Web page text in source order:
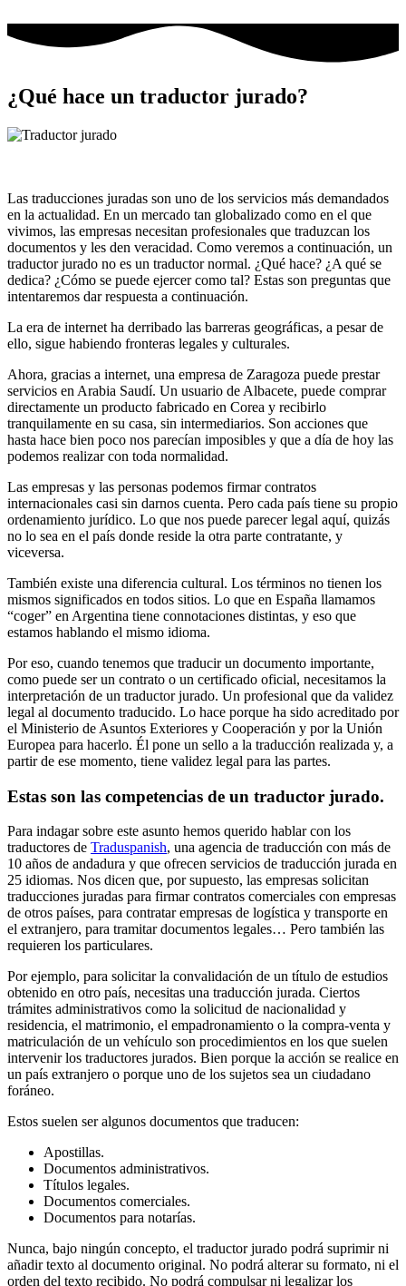
contenido
¿Qué hace un traductor jurado?
Las traducciones juradas son uno de los servicios más demandados
en la actualidad. En un mercado tan globalizado como en el que
vivimos, las empresas necesitan profesionales que traduzcan los
documentos y les den veracidad. Como veremos a continuación, un
traductor jurado no es un traductor normal. ¿Qué hace? ¿A qué se
dedica? ¿Cómo se puede ejercer como tal? Estas son preguntas que
intentaremos dar respuesta a continuación.
La era de internet ha derribado las barreras geográficas, a pesar de
ello, sigue habiendo fronteras legales y culturales.
Ahora, gracias a internet, una empresa de Zaragoza puede prestar
servicios en Arabia Saudí. Un usuario de Albacete, puede comprar
directamente un producto fabricado en Corea y recibirlo
tranquilamente en su casa, sin intermediarios. Son acciones que
hasta hace bien poco nos parecían imposibles y que a día de hoy las
podemos realizar con toda normalidad.
Las empresas y las personas podemos firmar contratos
internacionales casi sin darnos cuenta. Pero cada país tiene su propio
ordenamiento jurídico. Lo que nos puede parecer legal aquí, quizás
no lo sea en el país donde reside la otra parte contratante, y
viceversa.
También existe una diferencia cultural. Los términos no tienen los
mismos significados en todos sitios. Lo que en España llamamos
“coger” en Argentina tiene connotaciones distintas, y eso que
estamos hablando el mismo idioma.
Por eso, cuando tenemos que traducir un documento importante,
como puede ser un contrato o un certificado oficial, necesitamos la
interpretación de un traductor jurado. Un profesional que da validez
legal al documento traducido. Lo hace porque ha sido acreditado por
el Ministerio de Asuntos Exteriores y Cooperación y por la Unión
Europea para hacerlo. Él pone un sello a la traducción realizada y, a
partir de ese momento, tiene validez legal para las partes.
Estas son las competencias de un traductor jurado.
Para indagar sobre este asunto hemos querido hablar con los
traductores de Traduspanish, una agencia de traducción con más de
10 años de andadura y que ofrecen servicios de traducción jurada en
25 idiomas. Nos dicen que, por supuesto, las empresas solicitan
traducciones juradas para firmar contratos comerciales con empresas
de otros países, para contratar empresas de logística y transporte en
el extranjero, para tramitar documentos legales… Pero también las
requieren los particulares.
Por ejemplo, para solicitar la convalidación de un título de estudios
obtenido en otro país, necesitas una traducción jurada. Ciertos
trámites administrativos como la solicitud de nacionalidad y
residencia, el matrimonio, el empadronamiento o la compra-venta y
matriculación de un vehículo son procedimientos en los que suelen
intervenir los traductores jurados. Bien porque la acción se realice en
un país extranjero o porque uno de los sujetos sea un ciudadano
foráneo.
Estos suelen ser algunos documentos que traducen:
Apostillas.
Documentos administrativos.
Títulos legales.
Documentos comerciales.
Documentos para notarías.
Nunca, bajo ningún concepto, el traductor jurado podrá suprimir ni
añadir texto al documento original. No podrá alterar su formato, ni el
orden del texto recibido. No podrá compulsar ni legalizar los